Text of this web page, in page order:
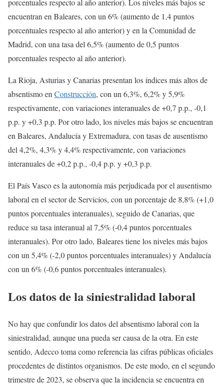
porcentuales respecto al año anterior). Los niveles más bajos se
encuentran en Baleares, con un 6% (aumento de 1,4 puntos
porcentuales respecto al año anterior) y en la Comunidad de
Madrid, con una tasa del 6,5% (aumento de 0,5 puntos
porcentuales respecto al año anterior).
La Rioja, Asturias y Canarias presentan los índices más altos de
absentismo en Construcción, con un 6,3%, 6,2% y 5,9%
respectivamente, con variaciones interanuales de +0,7 p.p., -0,1
p.p. y +0,3 p.p. Por otro lado, los niveles más bajos se encuentran
en Baleares, Andalucía y Extremadura, con tasas de ausentismo
del 4,2%, 4,3% y 4,4% respectivamente, con variaciones
interanuales de +0,2 p.p., -0,4 p.p. y +0,3 p.p.
El País Vasco es la autonomía más perjudicada por el ausentismo
laboral en el sector de Servicios, con un porcentaje de 8,8% (+1,0
puntos porcentuales interanuales), seguido de Canarias, que
reduce su tasa interanual al 7,5% (-0,4 puntos porcentuales
interanuales). Por otro lado, Baleares tiene los niveles más bajos
con un 5,4% (-2,0 puntos porcentuales interanuales) y Andalucía
con un 6% (-0,6 puntos porcentuales interanuales).
Los datos de la siniestralidad laboral
No hay que confundir los datos del absentismo laboral con la
siniestralidad, aunque una pueda ser causa de la otra. En este
sentido, Adecco toma como referencia las cifras públicas oficiales
procedentes de distintos organismos. De este modo, en el segundo
trimestre de 2023, se observa que la incidencia se encuentra en